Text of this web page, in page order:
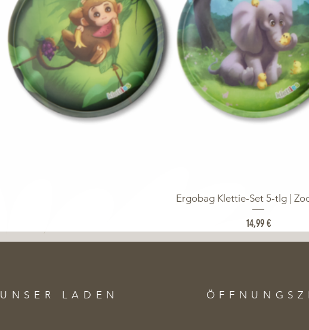
Ergobag Klettie-Set 5-tlg |
Preis
14,99 €
UNSER LADEN